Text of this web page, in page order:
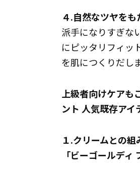
４.自然なツヤを
派手になりすぎな
にピッタリフィッ
を肌につくりだし
上級者向けケアも
ント 人気既存ア
１.クリームとの
「ビーゴールデ